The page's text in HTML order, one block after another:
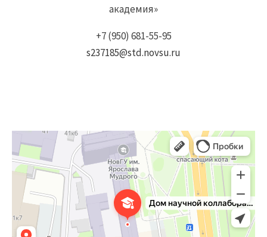
академия»
+7 (950) 681-55-95
s237185@std.novsu.ru
Дом научной коллаборации им. С.В. Ковалевской
Учебный центр в Великом Новгороде